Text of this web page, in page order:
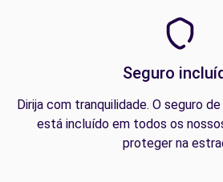
Seguro
Dirija com tranquilidade. O seguro
está incluído em todos os
proteger na